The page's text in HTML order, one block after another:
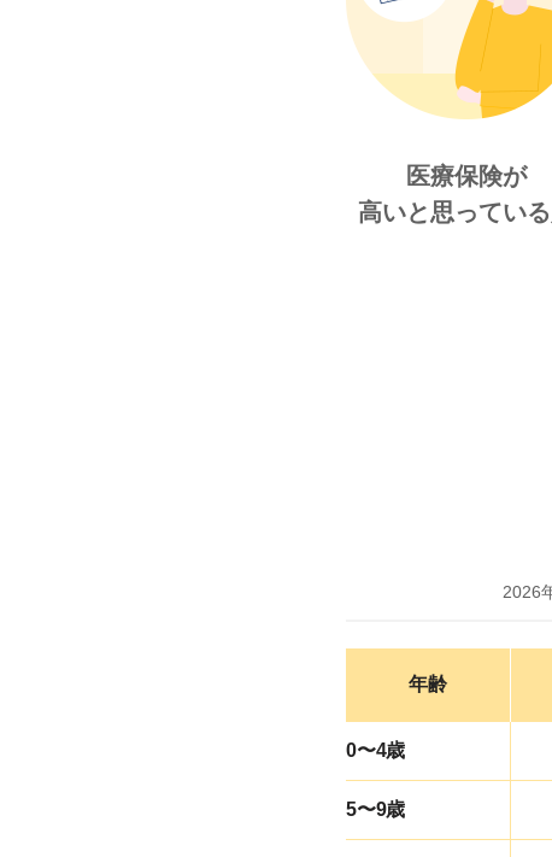
医療保険が
高いと思ってい
2026
年齢
0〜4歳
5〜9歳